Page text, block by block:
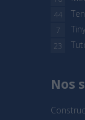
44
7
23
Nos